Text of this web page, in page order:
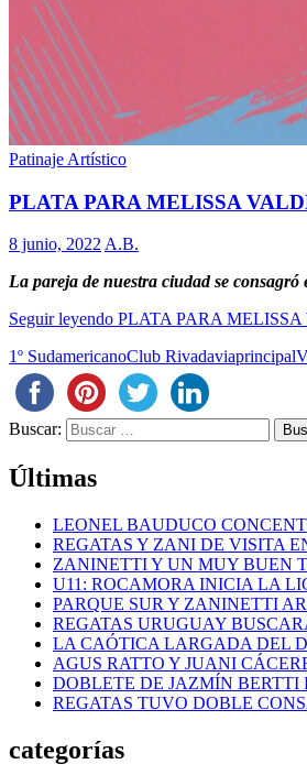
Patinaje Artístico
PLATA PARA MELISSA
8 junio, 2022 A.B.
La pareja de nuestra ciudad se consagró
Seguir leyendo PLATA PARA
1º SudamericanoClub Rivadaviaprincipal
Buscar:
Últimas
LEONEL BAUDUCO
REGATAS Y ZANI DE VISITA
ZANINETTI Y UN MUY BUEN
U11: ROCAMORA INICIA LA
PARQUE SUR Y ZANINETTI
REGATAS URUGUAY
LA CAÓTICA LARGADA DEL
AGUS RATTO Y JUANI
DOBLETE DE JAZMÍN BERTTI
REGATAS TUVO DOBLE
categorías